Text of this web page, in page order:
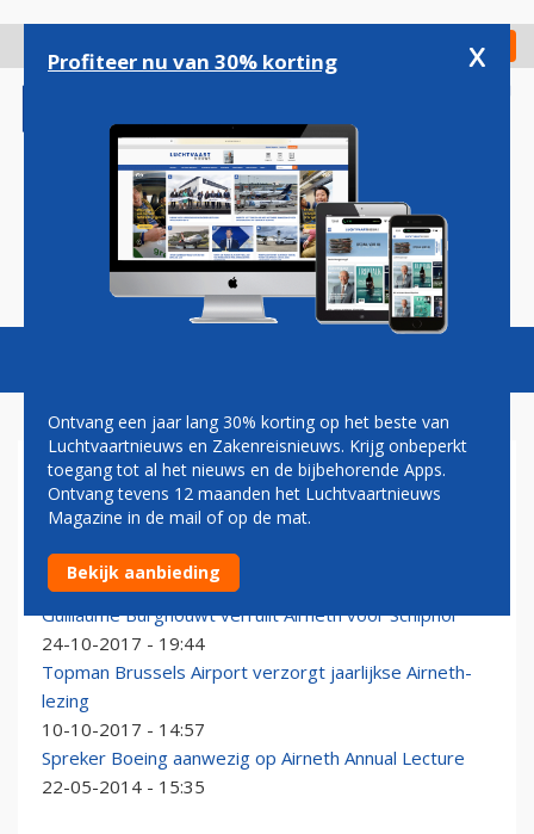
gaan
Check in
Magazine Podcasts Vacatures
AIRNETH
Dick Benschop keynote op jaarlijkse Airneth-lezing
06-05-2019 - 14:30
Guillaume Burghouwt verruilt Airneth voor Schiphol
24-10-2017 - 19:44
Topman Brussels Airport verzorgt jaarlijkse Airneth-
lezing
10-10-2017 - 14:57
Spreker Boeing aanwezig op Airneth Annual Lecture
22-05-2014 - 15:35
Profiteer nu van 30% korting x
Ontvang een jaar lang 30% korting op het beste van
Luchtvaartnieuws en Zakenreisnieuws. Krijg onbeperkt
toegang tot al het nieuws en de bijbehorende Apps.
Ontvang tevens 12 maanden het Luchtvaartnieuws
Magazine in de mail of op de mat.
Bekijk aanbieding